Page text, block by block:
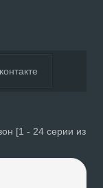
[1 - 24 серии из